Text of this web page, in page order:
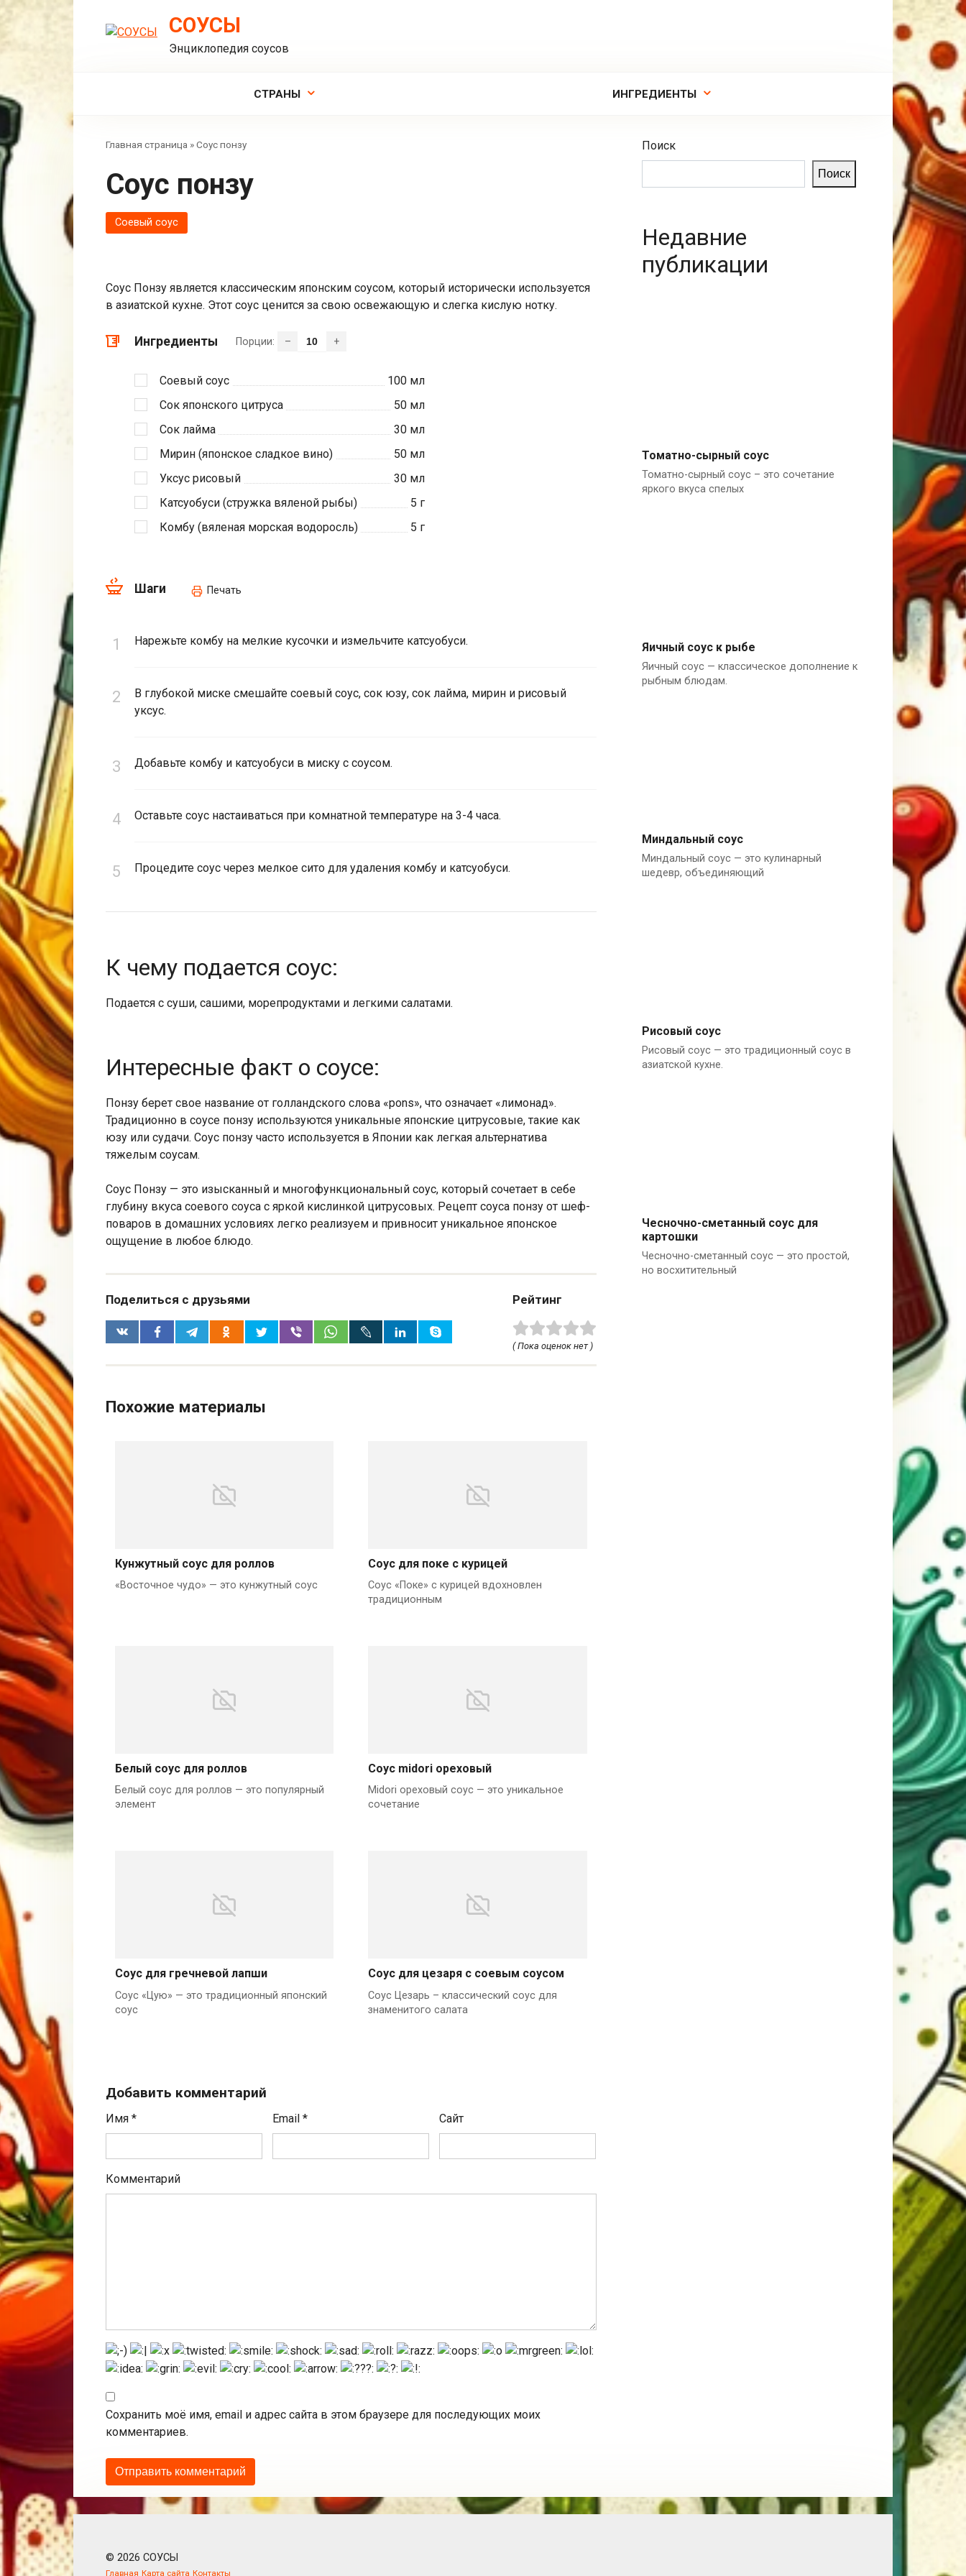
Перейти
СОУСЫ
Энциклопедия соусов
СТРАНЫ ИНГРЕДИЕНТЫ
Главная страница »Соус понзу
Соус понзу
Соевый соус
Соус Понзу является классическим японским соусом, который исторически используется
в азиатской кухне. Этот соус ценится за свою освежающую и слегка кислую нотку.
Ингредиенты Порции: – +
Соевый соус 100мл
Сок японского цитруса
50мл
Сок лайма
30мл
Мирин (японское сладкое вино)
50мл
Уксус рисовый
30мл
Катсуобуси (стружка вяленой рыбы)
5 г
Комбу (вяленая морская водоросль)
5 г
Шаги Печать
Нарежьте комбу на мелкие кусочки и измельчите катсуобуси.
В глубокой миске смешайте соевый соус, сок юзу, сок лайма, мирин и рисовый
уксус.
Добавьте комбу и катсуобуси в миску с соусом.
Оставьте соус настаиваться при комнатной температуре на 3-4 часа.
Процедите соус через мелкое сито для удаления комбу и катсуобуси.
К чему подается соус:
Подается с суши, сашими, морепродуктами и легкими салатами.
Интересные факт о соусе:
Понзу берет свое название от голландского слова «pons», что означает «лимонад».
Традиционно в соусе понзу используются уникальные японские цитрусовые, такие как
юзу или судачи. Соус понзу часто используется в Японии как легкая альтернатива
тяжелым соусам.
Соус Понзу — это изысканный и многофункциональный соус, который сочетает в себе
глубину вкуса соевого соуса с яркой кислинкой цитрусовых. Рецепт соуса понзу от шеф-
поваров в домашних условиях легко реализуем и привносит уникальное японское
ощущение в любое блюдо.
Поделиться с друзьями Рейтинг
( Пока оценок нет )
Похожие материалы
Кунжутный соус для роллов
«Восточное чудо» — это кунжутный соус
Соус для поке с курицей
Соус «Поке» с курицей вдохновлен
традиционным
Белый соус для роллов
Белый соус для роллов — это популярный
элемент
Соус midori ореховый
Midori ореховый соус — это уникальное
сочетание
Соус для гречневой лапши
Соус «Цую» — это традиционный японский
соус
Соус для цезаря с соевым соусом
Соус Цезарь – классический соус для
знаменитого салата
Добавить комментарий
Имя * Email* Сайт
Комментарий
Сохранить моё имя, email и адрес сайта в этом браузере для последующих моих
комментариев.
Поиск
Поиск
Недавние
публикации
Италия
Томатно-сырный соус
Томатно-сырный соус – это сочетание
яркого вкуса спелых
Англия
Яичный соус к рыбе
Яичный соус — классическое дополнение к
рыбным блюдам.
Испания
Миндальный соус
Миндальный соус — это кулинарный
шедевр, объединяющий
Мука
Рисовый соус
Рисовый соус — это традиционный соус в
азиатской кухне.
Сметана
Чесночно-сметанный соус для
картошки
Чесночно-сметанный соус — это простой,
но восхитительный
© 2026 СОУСЫ
Главная Карта сайта Контакты